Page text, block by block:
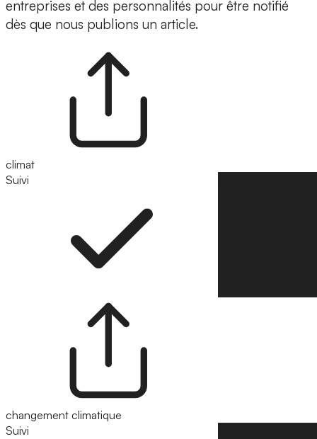
entreprises et des personnalités pour être notifié
dès que nous publions un article.
climat
Suivi
changement climatique
Suivi